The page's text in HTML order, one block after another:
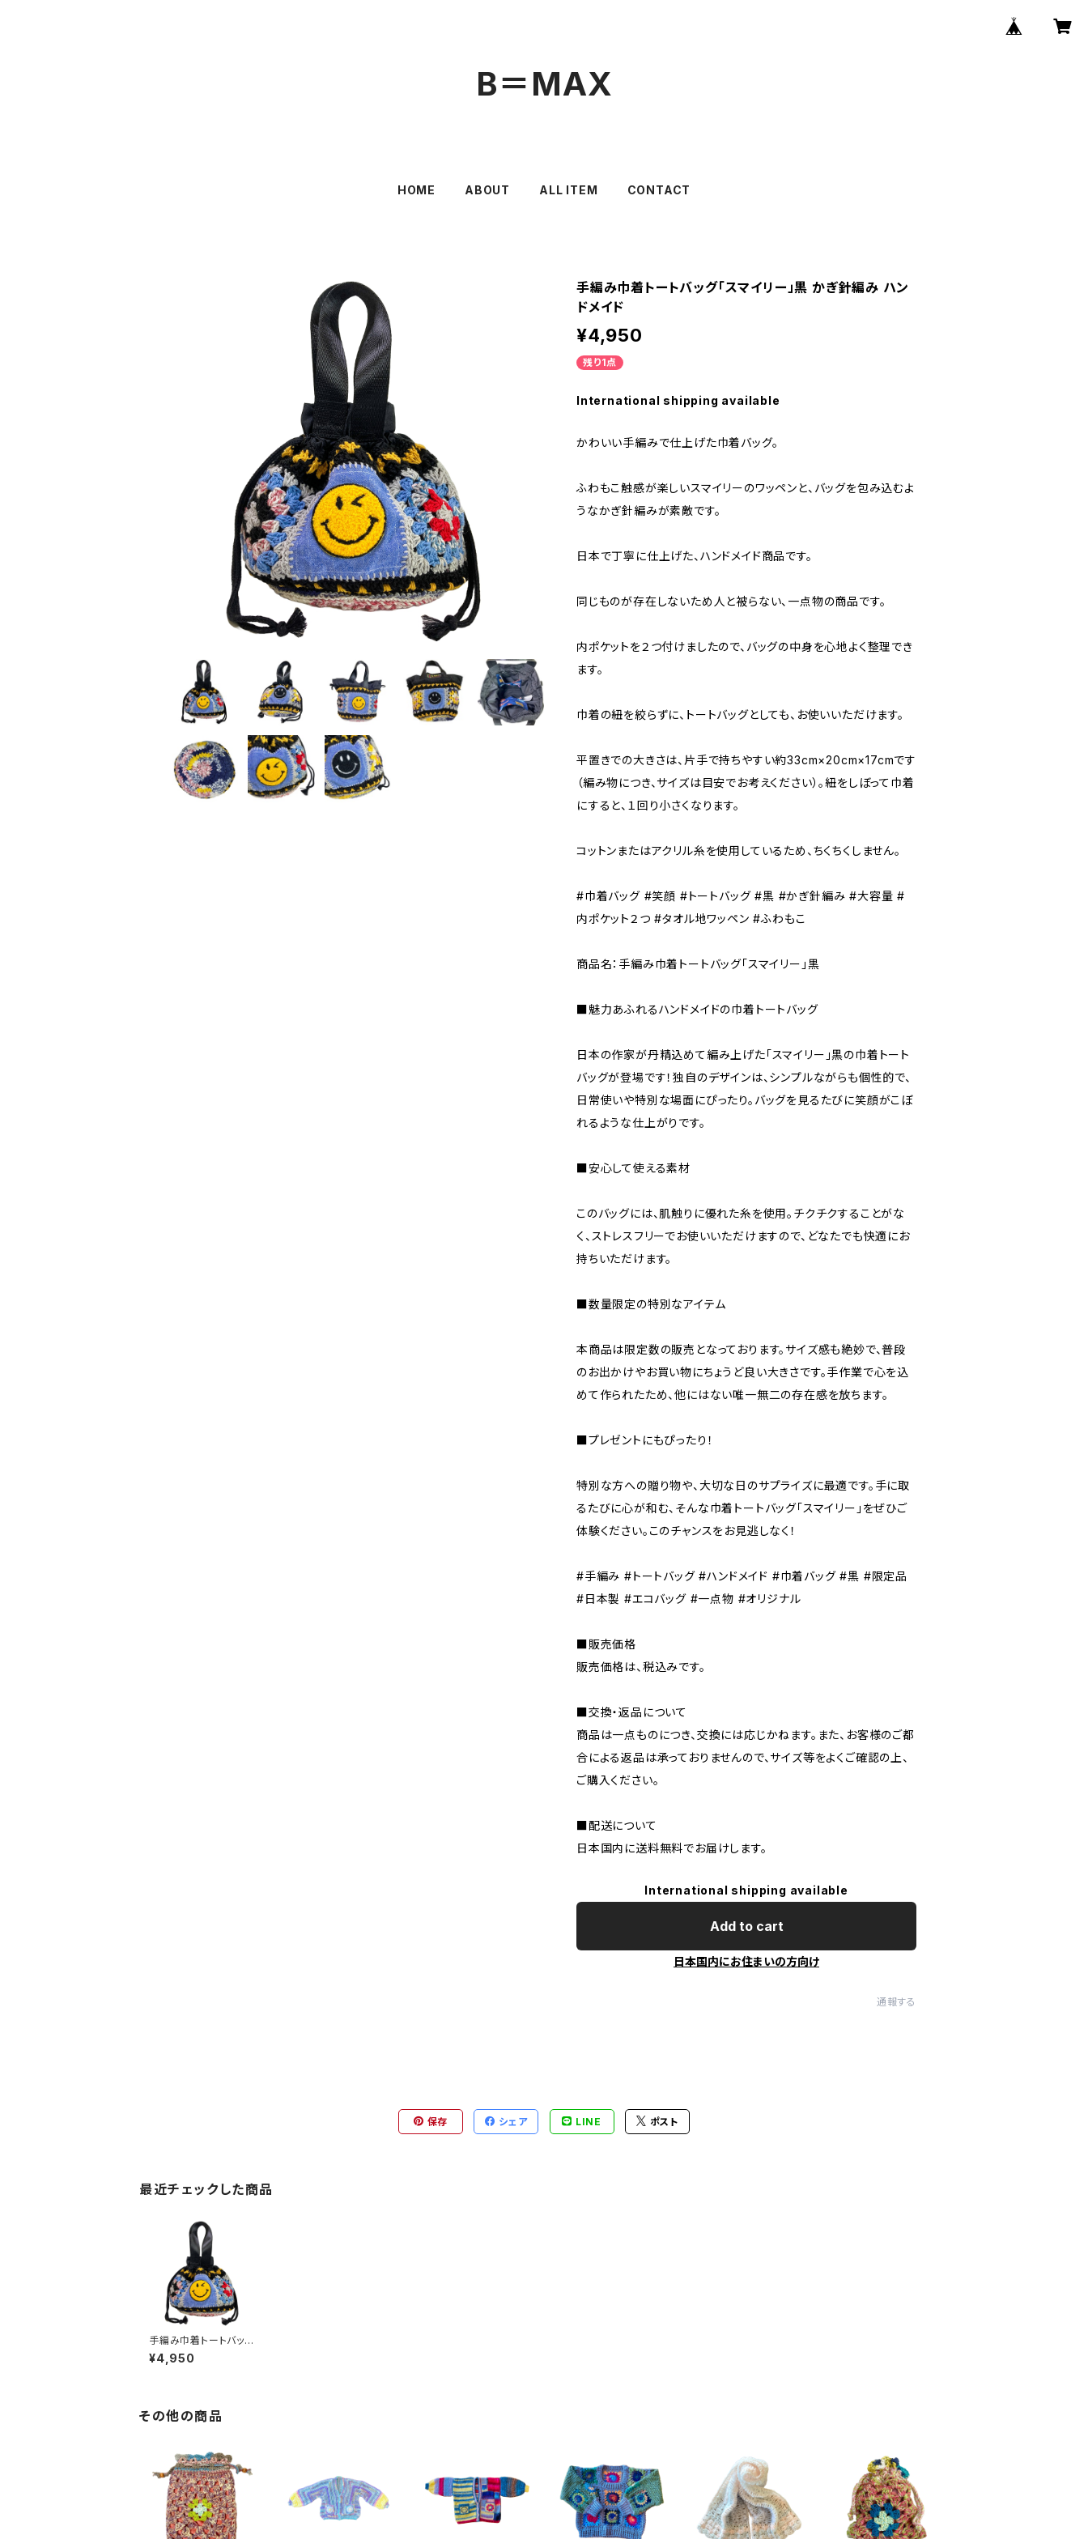
B＝MAX
HOME ABOUT ALL ITEM CONTACT
手編み巾着トートバッグ「スマイリー」黒 かぎ針編み ハン
ドメイド
¥4,950
残り1点
International shipping available
かわいい手編みで仕上げた巾着バッグ。
ふわもこ触感が楽しいスマイリーのワッペンと、バッグを包み込むよ
うなかぎ針編みが素敵です。
日本で丁寧に仕上げた、ハンドメイド商品です。
同じものが存在しないため人と被らない、一点物の商品です。
内ポケットを２つ付けましたので、バッグの中身を心地よく整理でき
ます。
巾着の紐を絞らずに、トートバッグとしても、お使いいただけます。
平置きでの大きさは、片手で持ちやすい約33cm×20cm×17cmです
（編み物につき、サイズは目安でお考えください）。紐をしぼって巾着
にすると、１回り小さくなります。
コットンまたはアクリル糸を使用しているため、ちくちくしません。
#巾着バッグ #笑顔 #トートバッグ #黒 #かぎ針編み #大容量 #
内ポケット２つ #タオル地ワッペン #ふわもこ
商品名：手編み巾着トートバッグ「スマイリー」黒
■魅力あふれるハンドメイドの巾着トートバッグ
日本の作家が丹精込めて編み上げた「スマイリー」黒の巾着トート
バッグが登場です！独自のデザインは、シンプルながらも個性的で、
日常使いや特別な場面にぴったり。バッグを見るたびに笑顔がこぼ
れるような仕上がりです。
■安心して使える素材
このバッグには、肌触りに優れた糸を使用。チクチクすることがな
く、ストレスフリーでお使いいただけますので、どなたでも快適にお
持ちいただけます。
■数量限定の特別なアイテム
本商品は限定数の販売となっております。サイズ感も絶妙で、普段
のお出かけやお買い物にちょうど良い大きさです。手作業で心を込
めて作られたため、他にはない唯一無二の存在感を放ちます。
■プレゼントにもぴったり！
特別な方への贈り物や、大切な日のサプライズに最適です。手に取
るたびに心が和む、そんな巾着トートバッグ「スマイリー」をぜひご
体験ください。このチャンスをお見逃しなく！
#手編み #トートバッグ #ハンドメイド #巾着バッグ #黒 #限定品
#日本製 #エコバッグ #一点物 #オリジナル
■販売価格
販売価格は、税込みです。
■交換・返品について
商品は一点ものにつき、交換には応じかねます。また、お客様のご都
合による返品は承っておりませんので、サイズ等をよくご確認の上、
ご購入ください。
■配送について
日本国内に送料無料でお届けします。
International shipping available
Add to cart
日本国内にお住まいの方向け
通報する
保存 シェア LINE ポスト
最近チェックした商品
手編み巾着トートバッグ
「スマイリー」黒 かぎ針
編み ハンドメイド
¥4,950
その他の商品